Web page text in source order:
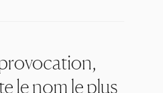
le nom le plus